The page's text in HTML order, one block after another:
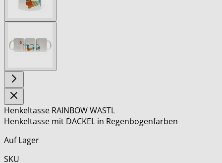
image
Henkeltasse RAINBOW WASTL
Henkeltasse mit DACKEL in Regenbogenfarben
Auf Lager
SKU